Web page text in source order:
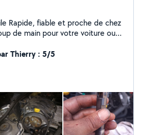
pour intervenir directement
pour une panne, un diagnostic ou
je m'adapte à vos
Intervention rapide
Thierry : 5/5